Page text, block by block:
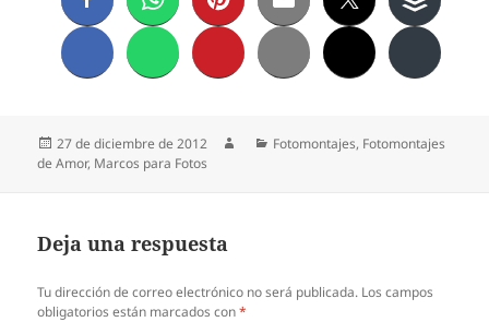
Publicado
el
27 de diciembre de 2012 Autor Categorías
Fotomontajes, Fotomontajes
de Amor, Marcos para Fotos
Deja una respuesta
Tu dirección de correo electrónico no será publicada. Los campos
obligatorios están marcados con*